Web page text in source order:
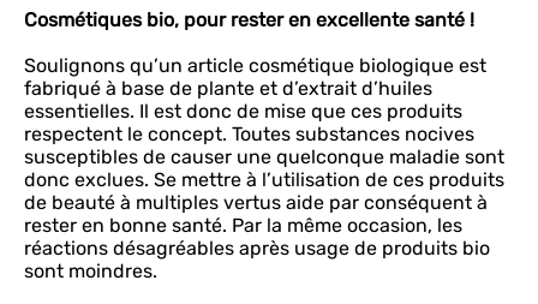
Cosmétiques bio, pour rester en excellente santé !
Soulignons qu’un article cosmétique biologique est
fabriqué à base de plante et d’extrait d’huiles
essentielles. Il est donc de mise que ces produits
respectent le concept. Toutes substances nocives
susceptibles de causer une quelconque maladie sont
donc exclues. Se mettre à l’utilisation de ces produits
de beauté à multiples vertus aide par conséquent à
rester en bonne santé. Par la même occasion, les
réactions désagréables après usage de produits bio
sont moindres.